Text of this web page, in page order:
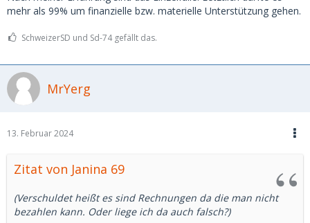
mehr als 99% um finanzielle bzw. materielle Unterstützung gehen.
SchweizerSD und Sd-74 gefällt das.
MrYerg
13. Februar 2024
Zitat von Janina 69
(Verschuldet heißt es sind Rechnungen da die man nicht
bezahlen kann. Oder liege ich da auch falsch?)